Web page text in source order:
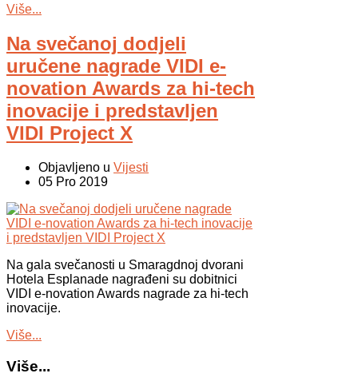
Više...
Na svečanoj dodjeli
uručene nagrade VIDI e-
novation Awards za hi-tech
inovacije i predstavljen
VIDI Project X
Objavljeno u Vijesti
05 Pro 2019
Na gala svečanosti u Smaragdnoj dvorani
Hotela Esplanade nagrađeni su dobitnici
VIDI e-novation Awards nagrade za hi-tech
inovacije.
Više...
Više...